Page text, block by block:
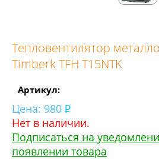
Тепловентилятор
Timberk TFH T15NTK
Артикул:
Цена: 980
Нет в наличии.
Подписаться на
появлении товара